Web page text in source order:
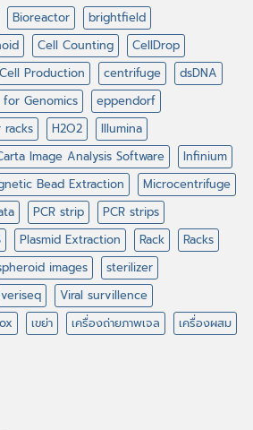
Bioreactor
brightfield
Cell Counting
CellDrop
Cell Production centrifuge
dsDNA
for Genomics
eppendorf
racks H2O2
Illumina
Image Analysis Software
Infinium
Bead Extraction
Microcentrifuge
PCR strip
PCR strips
Plasmid Extraction Rack
Racks
images
sterilizer
veriseq
Viral survillence
เขย่า เครื่องถ่ายภาพเจล เครื่องผสม